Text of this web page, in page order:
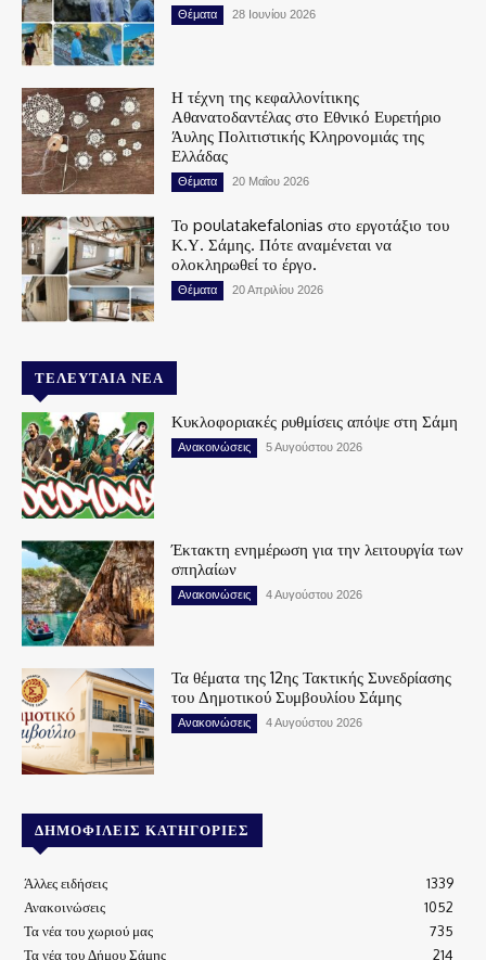
Θέματα 28 Ιουνίου 2026
Η τέχνη της κεφαλλονίτικης
Αθανατοδαντέλας στο Εθνικό Ευρετήριο
Άυλης Πολιτιστικής Κληρονομιάς της
Ελλάδας
Θέματα 20 Μαΐου 2026
Το poulatakefalonias στο εργοτάξιο του
Κ.Υ. Σάμης. Πότε αναμένεται να
ολοκληρωθεί το έργο.
Θέματα 20 Απριλίου 2026
ΤΕΛΕΥΤΑΊΑ ΝΈΑ
Κυκλοφοριακές ρυθμίσεις απόψε στη Σάμη
Ανακοινώσεις 5 Αυγούστου 2026
Έκτακτη ενημέρωση για την λειτουργία των
σπηλαίων
Ανακοινώσεις 4 Αυγούστου 2026
Τα θέματα της 12ης Τακτικής Συνεδρίασης
του Δημοτικού Συμβουλίου Σάμης
Ανακοινώσεις 4 Αυγούστου 2026
ΔΗΜΟΦΙΛΕΊΣ ΚΑΤΗΓΟΡΊΕΣ
Άλλες ειδήσεις
1339
Ανακοινώσεις
1052
Τα νέα του χωριού μας
735
Τα νέα του Δήμου Σάμης
214